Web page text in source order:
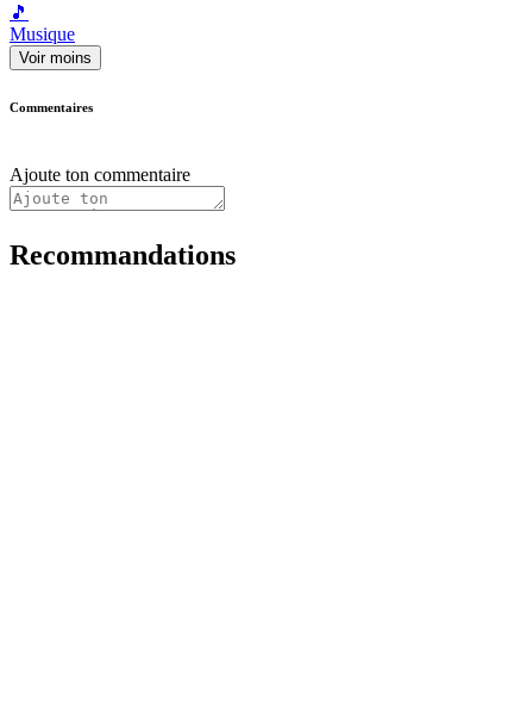
🎵
Musique
Voir moins
Commentaires
Ajoute ton commentaire
Recommandations